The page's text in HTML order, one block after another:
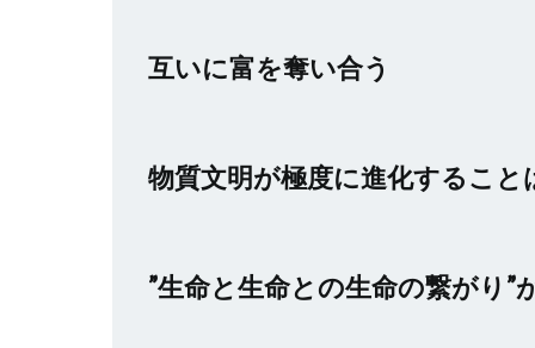
互いに富を奪い合う
物質文明が極度に進化すること
”生命と生命との生命の繋がり”